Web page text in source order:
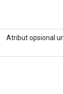
Atribut opsional